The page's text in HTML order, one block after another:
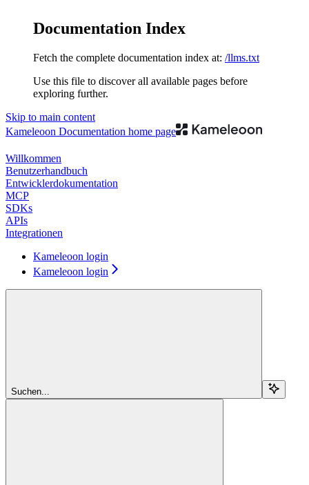
Documentation Index
Fetch the complete documentation index at: /llms.txt
Use this file to discover all available pages before
exploring further.
Skip to main content
Kameleoon Documentation home page
Willkommen
Benutzerhandbuch
Entwicklerdokumentation
MCP
SDKs
APIs
Integrationen
Kameleoon login
Kameleoon login
Suchen...